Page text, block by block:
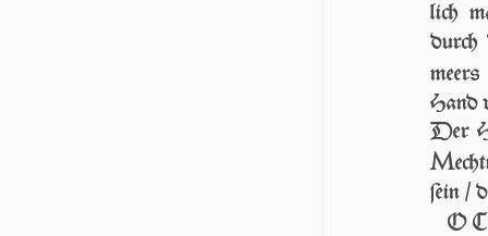
lich
Hand
Der
M
ſein /
O